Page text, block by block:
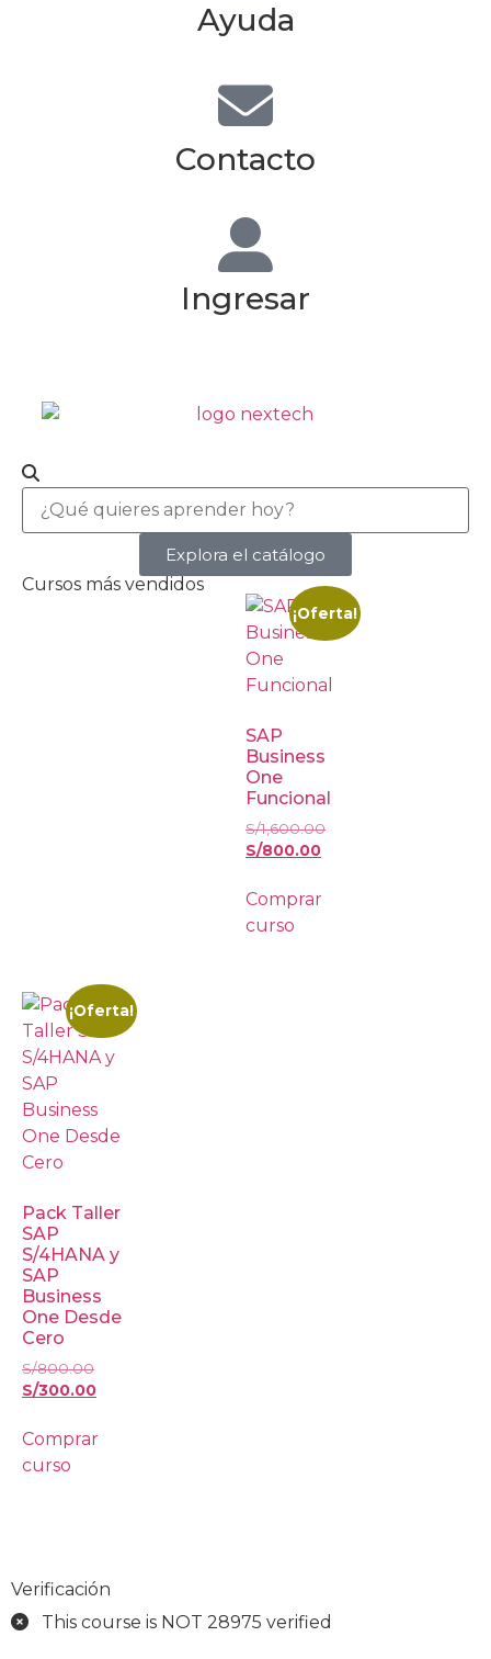
Ayuda
Contacto
Ingresar
Explora el catálogo
Cursos más vendidos
¡Oferta!
SAP
Business
One
Funcional
S/1,600.00
S/800.00
Comprar
curso
¡Oferta!
Pack Taller
SAP
S/4HANA y
SAP
Business
One Desde
Cero
S/800.00
S/300.00
Comprar
curso
Verificación
This course is NOT 28975 verified